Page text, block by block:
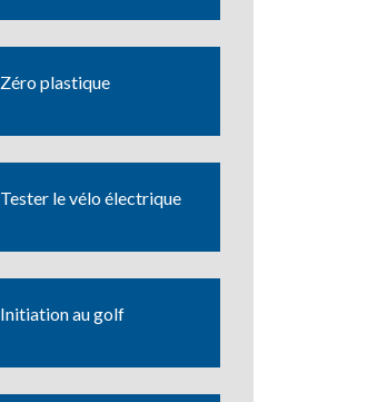
Zéro plastique
Tester le vélo électrique
Initiation au golf